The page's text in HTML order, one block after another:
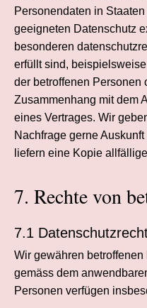
Personendaten in
geeigneten Datenschutz
besonderen
erfüllt sind,
der betroffenen Personen
Zusammenhang mit dem
eines Vertrages. Wir
Nachfrage gerne
liefern eine Kopie
7. Rechte von
7.1
Wir gewähren
gemäss dem
Personen verfügen